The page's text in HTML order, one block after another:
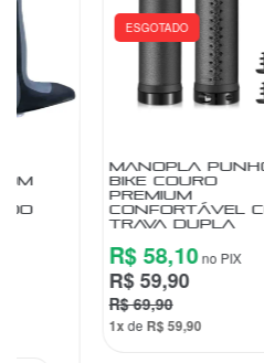
MANOPLA PUNHO
BIKE COURO
PREMIUM
CONFORTÁVEL COM
TRAVA DUPLA
R$ 58,10no PIX
R$ 59,90
R$ 59,90